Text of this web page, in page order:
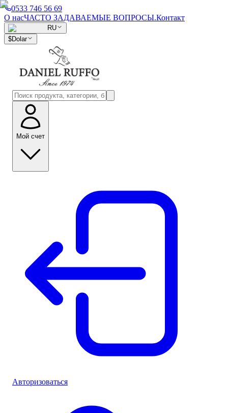
0533 746 56 69
О насЧАСТО ЗАДАВАЕМЫЕ ВОПРОСЫ.Контакт
RU
$Dolar
Мой счет
Авторизоваться